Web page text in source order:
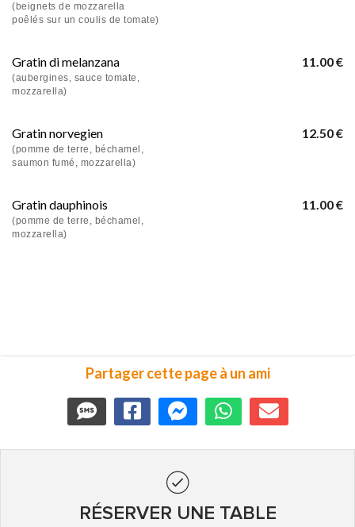
(beignets de mozzarella
poêlés sur un coulis de tomate)
11.00 €
Gratin di melanzana
(aubergines, sauce tomate,
mozzarella)
12.50 €
Gratin norvegien
(pomme de terre, béchamel,
saumon fumé, mozzarella)
11.00 €
Gratin dauphinois
(pomme de terre, béchamel,
mozzarella)
Partager cette page à un ami
RÉSERVER UNE TABLE